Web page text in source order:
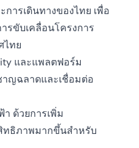
ารเดินทางของไทย เพื่อ
รขับเคลื่อนโครงการ
ไทย
และแพลตฟอร์ม
าญฉลาดและเชื่อมต่อ
ด้วยการเพิ่ม
ทธิภาพมากขึ้นสำหรับ